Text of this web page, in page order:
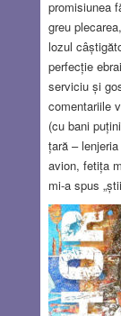
promisiunea
greu
lozul
perfecție
serviciu și
comentariile
(cu bani
țară –
avion, fetița
mi-a spus
făcut odată”
spre care
nici măcar
MAR 22,